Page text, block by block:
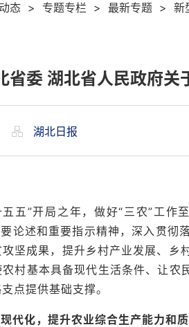
态 > 专题专栏 > 最新专题 > 新
省委 湖北省人民政府
湖北日报
五”开局之年，做好“三农”工作
论述和重要指示精神，深入贯彻
坚成果，提升乡村产业发展、
村基本具备现代生活条件、让农
点提供基础支撑。
代化，提升农业综合生产能力和